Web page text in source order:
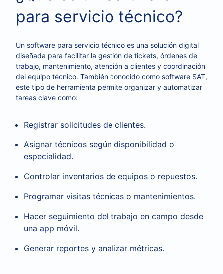
para servicio técnico?
Un software para servicio técnico es una solución digital
diseñada para facilitar la gestión de tickets, órdenes de
trabajo, mantenimiento, atención a clientes y coordinación
del equipo técnico. También conocido como software SAT,
este tipo de herramienta permite organizar y automatizar
tareas clave como:
Registrar solicitudes de clientes.
Asignar técnicos según disponibilidad o
especialidad.
Controlar inventarios de equipos o repuestos.
Programar visitas técnicas o mantenimientos.
Hacer seguimiento del trabajo en campo desde
una app móvil.
Generar reportes y analizar métricas.